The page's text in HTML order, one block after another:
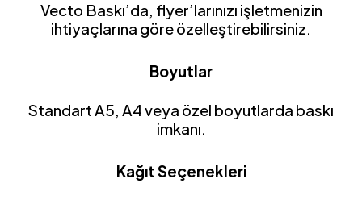
Vecto Baskı’da, flyer’larınızı işletmenizin
ihtiyaçlarına göre özelleştirebilirsiniz.
Boyutlar
Standart A5, A4 veya özel boyutlarda baskı
imkanı.
Kağıt Seçenekleri